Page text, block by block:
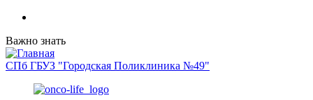
Важно знать
СПб ГБУЗ "Городская Поликлиника №49"